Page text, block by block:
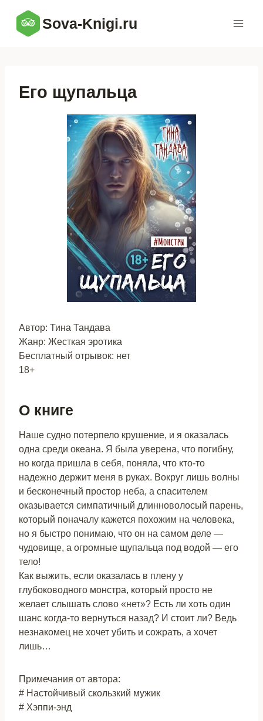
содержимому
Sova-Knigi.ru
Его щупальца
Автор: Тина Тандава
Жанр: Жесткая эротика
Бесплатный отрывок: нет
18+
О книге
Наше судно потерпело крушение, и я оказалась
одна среди океана. Я была уверена, что погибну,
но когда пришла в себя, поняла, что кто-то
надежно держит меня в руках. Вокруг лишь волны
и бесконечный простор неба, а спасителем
оказывается симпатичный длинноволосый парень,
который поначалу кажется похожим на человека,
но я быстро понимаю, что он на самом деле —
чудовище, а огромные щупальца под водой — его
тело!
Как выжить, если оказалась в плену у
глубоководного монстра, который просто не
желает слышать слово «нет»? Есть ли хоть один
шанс когда-то вернуться назад? И стоит ли? Ведь
незнакомец не хочет убить и сожрать, а хочет
лишь…
Примечания от автора:
# Настойчивый скользкий мужик
# Хэппи-энд